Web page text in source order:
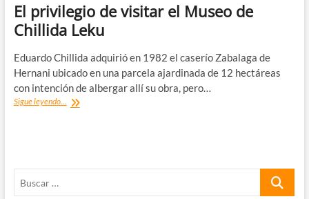
El privilegio de visitar el Museo de
Chillida Leku
Eduardo Chillida adquirió en 1982 el caserío Zabalaga de
Hernani ubicado en una parcela ajardinada de 12 hectáreas
con intención de albergar allí su obra, pero…
Sigue leyendo... El
Buscar